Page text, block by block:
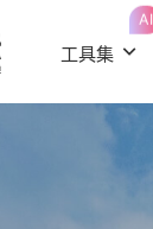
工具集
AI